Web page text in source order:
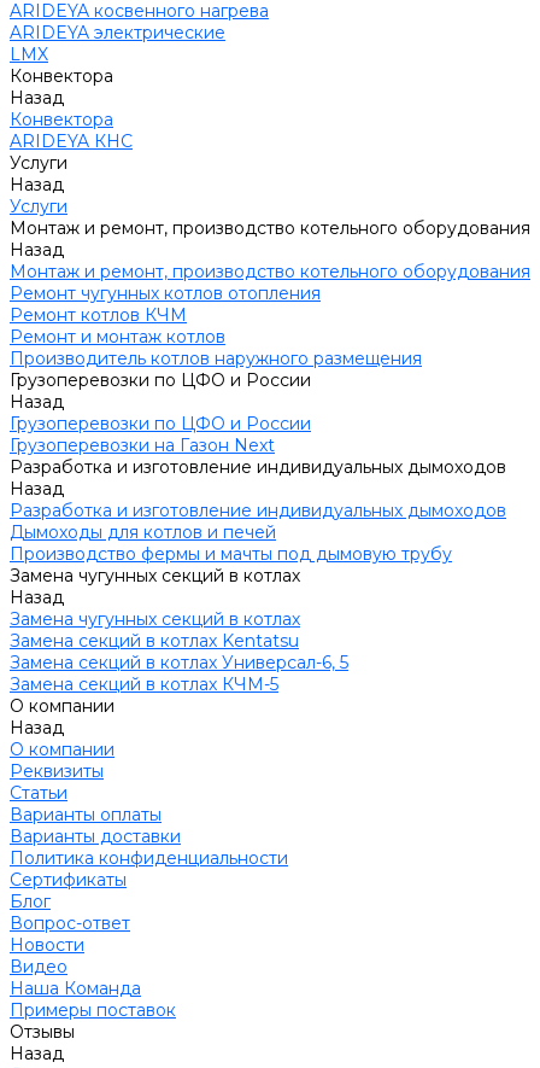
ARIDEYA косвенного нагрева
ARIDEYA электрические
LMX
Конвектора
Назад
Конвектора
ARIDEYA КНС
Услуги
Назад
Услуги
Монтаж и ремонт, производство котельного оборудования
Назад
Монтаж и ремонт, производство котельного оборудования
Ремонт чугунных котлов отопления
Ремонт котлов КЧМ
Ремонт и монтаж котлов
Производитель котлов наружного размещения
Грузоперевозки по ЦФО и России
Назад
Грузоперевозки по ЦФО и России
Грузоперевозки на Газон Next
Разработка и изготовление индивидуальных дымоходов
Назад
Разработка и изготовление индивидуальных дымоходов
Дымоходы для котлов и печей
Производство фермы и мачты под дымовую трубу
Замена чугунных секций в котлах
Назад
Замена чугунных секций в котлах
Замена секций в котлах Kentatsu
Замена секций в котлах Универсал-6, 5
Замена секций в котлах КЧМ-5
О компании
Назад
О компании
Реквизиты
Статьи
Варианты оплаты
Варианты доставки
Политика конфиденциальности
Сертификаты
Блог
Вопрос-ответ
Новости
Видео
Наша Команда
Примеры поставок
Отзывы
Назад